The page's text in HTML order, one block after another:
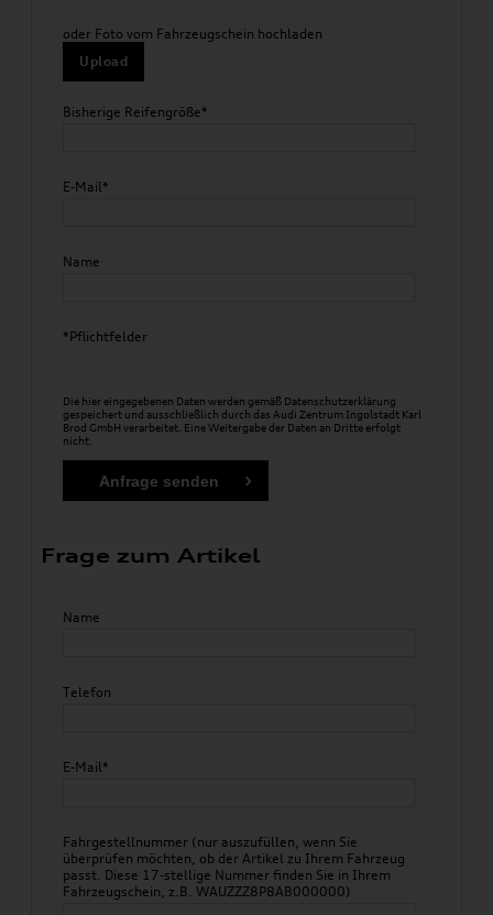
oder Foto vom Fahrzeugschein hochladen
Upload
Bisherige Reifengröße*
E-Mail*
Name
*Pflichtfelder
Die hier eingegebenen Daten werden gemäß Datenschutzerklärung
gespeichert und ausschließlich durch das Audi Zentrum Ingolstadt Karl
Brod GmbH verarbeitet. Eine Weitergabe der Daten an Dritte erfolgt
nicht.
Frage zum Artikel
Name
Telefon
E-Mail*
Fahrgestellnummer (nur auszufüllen, wenn Sie
überprüfen möchten, ob der Artikel zu Ihrem Fahrzeug
passt. Diese 17-stellige Nummer finden Sie in Ihrem
Fahrzeugschein, z.B. WAUZZZ8P8AB000000)